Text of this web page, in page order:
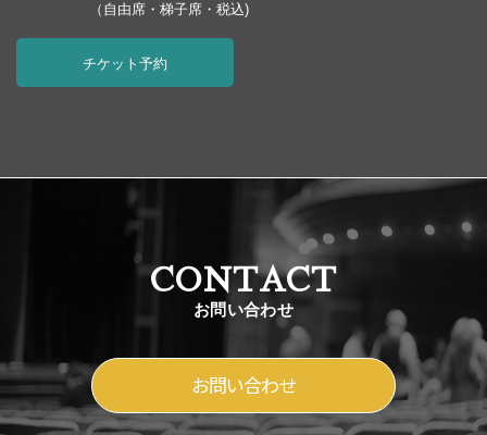
（自由席・梯子席・税込)
チケット予約
CONTACT
お問い合わせ
お問い合わせ